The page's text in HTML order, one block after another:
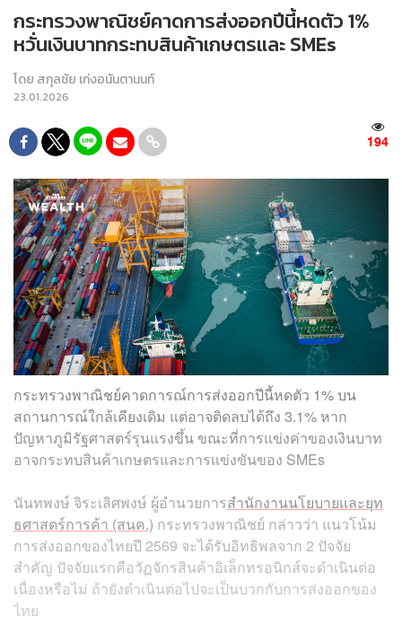
กระทรวงพาณิชย์คาดการส่งออกปีนี้หดตัว 1%
หวั่นเงินบาทกระทบสินค้าเกษตรและ SMEs
โดย สกุลชัย เก่งอนันตานนท์
23.01.2026
194
กระทรวงพาณิชย์คาดการณ์การส่งออกปีนี้หดตัว 1% บน
สถานการณ์ใกล้เคียงเดิม แต่อาจติดลบได้ถึง 3.1% หาก
ปัญหาภูมิรัฐศาสตร์รุนแรงขึ้น ขณะที่การแข่งค่าของเงินบาท
อาจกระทบสินค้าเกษตรและการแข่งขันของ SMEs
นันทพงษ์ จิระเลิศพงษ์ ผู้อำนวยการสำนักงานนโยบายและยุท
ธศาสตร์การค้า (สนค.) กระทรวงพาณิชย์ กล่าวว่า แนวโน้ม
การส่งออกของไทยปี 2569 จะได้รับอิทธิพลจาก 2 ปัจจัย
สำคัญ ปัจจัยแรกคือวัฏจักรสินค้าอิเล็กทรอนิกส์จะดำเนินต่อ
เนื่องหรือไม่ ถ้ายังดำเนินต่อไปจะเป็นบวกกับการส่งออกของ
ไทย